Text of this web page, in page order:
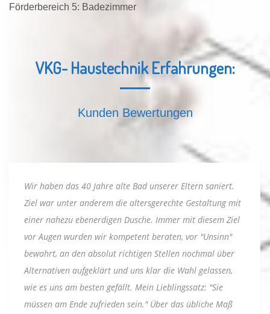
Förderbereich 5: Badezimmer
VKG- Haustechnik Erfahrungen:
Kunden Bewertungen
Wir haben das 40 Jahre alte Bad unserer Eltern saniert.
Ziel war unter anderem die altersgerechte Gestaltung mit
einer nahezu ebenerdigen Dusche. Immer mit diesem Ziel
vor Augen wurden wir kompetent beraten, vor "Unsinn"
bewahrt, an den absolut richtigen Stellen nochmal über
Alternativen aufgeklärt und uns klar die Wahl gelassen,
wie es uns am besten gefällt. Mein Lieblingssatz: "Sie
müssen am Ende zufrieden sein." Über das übliche Maß